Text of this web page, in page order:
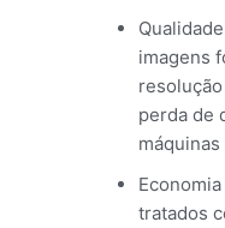
imagens
perda de
tratados